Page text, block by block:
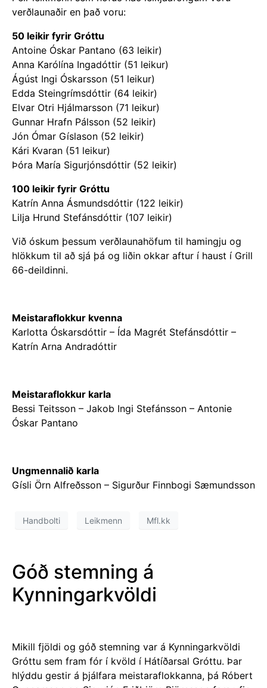
verðlaunaðir en það voru:
50 leikir fyrir Gróttu
Antoine Óskar Pantano (63 leikir)
Anna Karólína Ingadóttir (51 leikur)
Ágúst Ingi Óskarsson (51 leikur)
Edda Steingrímsdóttir (64 leikir)
Elvar Otri Hjálmarsson (71 leikur)
Gunnar Hrafn Pálsson (52 leikir)
Jón Ómar Gíslason (52 leikir)
Kári Kvaran (51 leikur)
Þóra María Sigurjónsdóttir (52 leikir)
100 leikir fyrir Gróttu
Katrín Anna Ásmundsdóttir (122 leikir)
Lilja Hrund Stefánsdóttir (107 leikir)
Við óskum þessum verðlaunahöfum til hamingju og
hlökkum til að sjá þá og liðin okkar aftur í haust í Grill
66-deildinni.
Meistaraflokkur kvenna
Karlotta Óskarsdóttir – Ída Magrét Stefánsdóttir –
Katrín Arna Andradóttir
Meistaraflokkur karla
Bessi Teitsson – Jakob Ingi Stefánsson – Antonie
Óskar Pantano
Ungmennalið karla
Gísli Örn Alfreðsson – Sigurður Finnbogi Sæmundsson
Handbolti Leikmenn Mfl.kk
Góð stemning á
Kynningarkvöldi
Mikill fjöldi og góð stemning var á Kynningarkvöldi
Gróttu sem fram fór í kvöld í Hátíðarsal Gróttu. Þar
hlýddu gestir á þjálfara meistaraflokkanna, þá Róbert